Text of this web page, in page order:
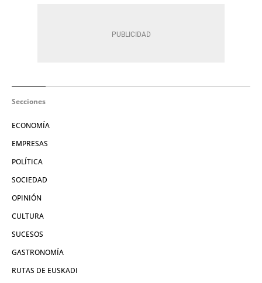
Secciones
ECONOMÍA
EMPRESAS
POLÍTICA
SOCIEDAD
OPINIÓN
CULTURA
SUCESOS
GASTRONOMÍA
RUTAS DE EUSKADI